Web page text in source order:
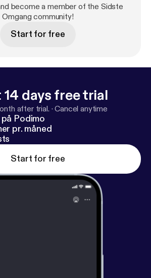
become a member of the Sidste
Omgang community!
Start for free
days free trial
after trial. ·Cancel anytime
Podimo
pr. måned
Start for free